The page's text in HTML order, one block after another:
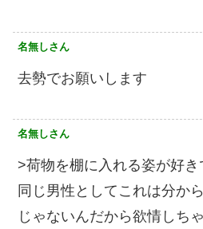
名無しさん
去勢でお願いします
名無しさん
>荷物を棚に入れる姿が好き
同じ男性としてこれは分か
じゃないんだから欲情しち